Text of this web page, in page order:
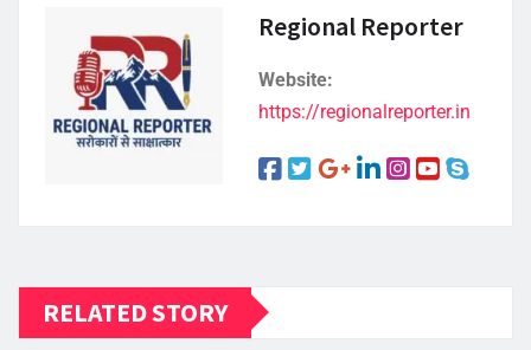
Regional Reporter
Website:
https://regionalreporter.in
RELATED STORY